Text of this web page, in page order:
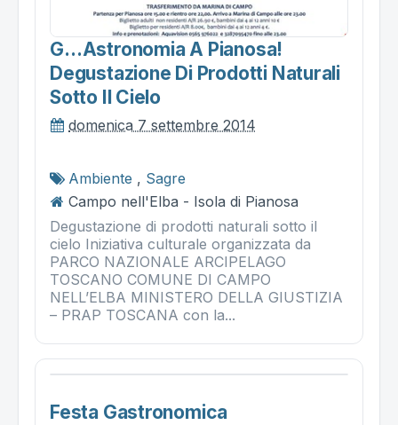
G…astronomia A Pianosa!
Degustazione Di Prodotti Naturali
Sotto Il Cielo
domenica 7 settembre 2014
Ambiente , Sagre
Campo nell'Elba - Isola di Pianosa
Degustazione di prodotti naturali sotto il
cielo Iniziativa culturale organizzata da
PARCO NAZIONALE ARCIPELAGO
TOSCANO COMUNE DI CAMPO
NELL’ELBA MINISTERO DELLA GIUSTIZIA
– PRAP TOSCANA con la...
Festa Gastronomica